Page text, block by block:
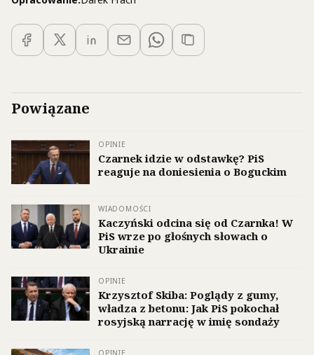
Powiązane
OPINIE
Czarnek idzie w odstawkę? PiS
reaguje na doniesienia o Boguckim
WIADOMOŚCI
Kaczyński odcina się od Czarnka! W
PiS wrze po głośnych słowach o
Ukrainie
OPINIE
Krzysztof Skiba: Poglądy z gumy,
władza z betonu: Jak PiS pokochał
rosyjską narrację w imię sondaży
OPINIE